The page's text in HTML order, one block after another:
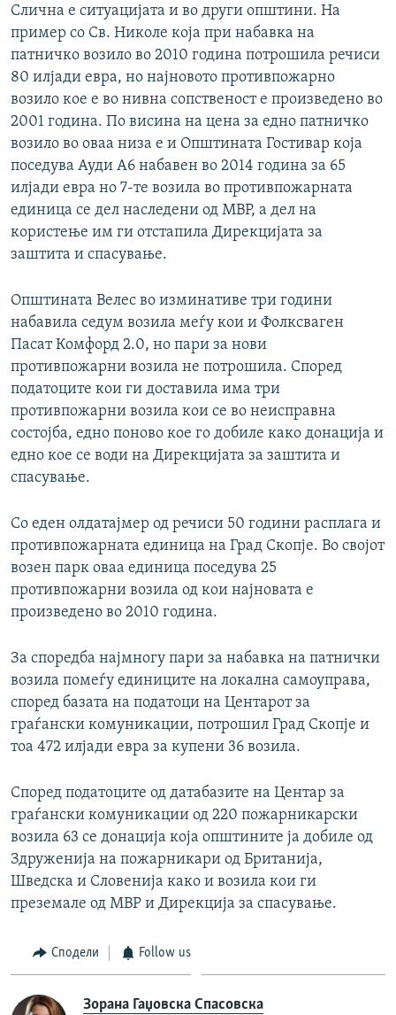
Слична е ситуацијата и во други општини. На
пример со Св. Николе која при набавка на
патничко возило во 2010 година потрошила речиси
80 илјади евра, но најновото противпожарно
возило кое е во нивна сопственост е произведено во
2001 година. По висина на цена за едно патничко
возило во оваа низа е и Општината Гостивар која
поседува Ауди А6 набавен во 2014 година за 65
илјади евра но 7-те возила во противпожарната
единица се дел наследени од МВР, а дел на
користење им ги отстапила Дирекцијата за
заштита и спасување.
Општината Велес во изминативе три години
набавила седум возила меѓу кои и Фолксваген
Пасат Комфорд 2.0, но пари за нови
противпожарни возила не потрошила. Според
податоците кои ги доставила има три
противпожарни возила кои се во неисправна
состојба, едно поново кое го добиле како донација и
едно кое се води на Дирекцијата за заштита и
спасување.
Со еден олдатајмер од речиси 50 години расплага и
противпожарната единица на Град Скопје. Во својот
возен парк оваа единица поседува 25
противпожарни возила од кои најновата е
произведено во 2010 година.
За споредба најмногу пари за набавка на патнички
возила помеѓу единиците на локална самоуправа,
според базата на податоци на Центарот за
граѓански комуникации, потрошил Град Скопје и
тоа 472 илјади евра за купени 36 возила.
Според податоците од датабазите на Центар за
граѓански комуникации од 220 пожарникарски
возила 63 се донација која општините ја добиле од
Здруженија на пожарникари од Британија,
Шведска и Словенија како и возила кои ги
преземале од МВР и Дирекција за спасување.
Сподели Follow us
Зорана Гаџовска Спасовска